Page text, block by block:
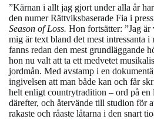
”Kärnan i allt jag gjort under alla år
den numer Rättviksbaserade Fia i
Season of Loss. Hon fortsätter: ”Jag
mig är text bland det mest intressanta
fanns redan den mest grundläggande
hon nu valt att ta ett medvetet
jordmån. Med avstamp i en
ingivelsen att man både kan och får
helt enligt countrytradition – ord på en
därefter, och återvände till studion för
rakaste och råaste låtarna i den snart